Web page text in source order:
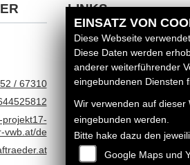
/ 67310
projekt17-
vwb.at/de
LINKS
Unternehmen
Neufahrzeuge
Service
EINSATZ VON
Diese Webseite
Diese Daten werden
anderer weiterführender
eingebundenen Diensten
Wir verwenden auf
eingebunden werden.
Bitte hake dazu den
Google Maps und